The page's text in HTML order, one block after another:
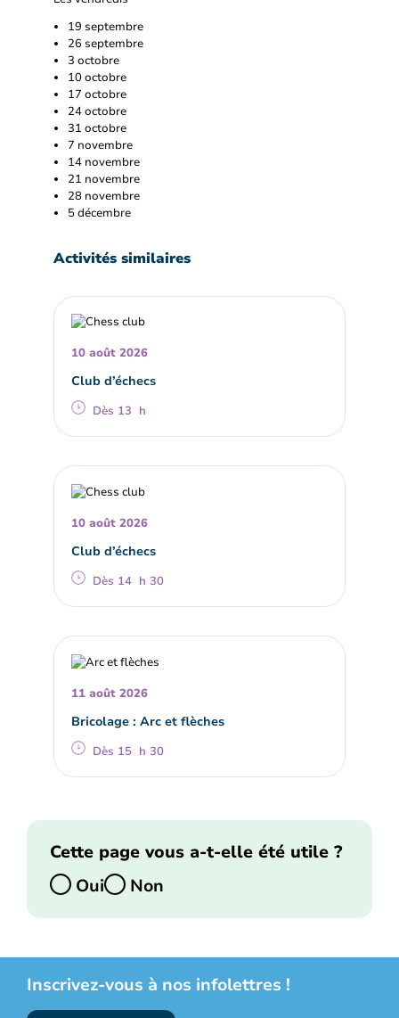
19 septembre
26 septembre
3 octobre
10 octobre
17 octobre
24 octobre
31 octobre
7 novembre
14 novembre
21 novembre
28 novembre
5 décembre
Activités similaires
10 août 2026
Club d’échecs
Dès 13 h
10 août 2026
Club d’échecs
Dès 14 h 30
11 août 2026
Bricolage : Arc et flèches
Dès 15 h 30
Cette page vous a-t-elle été utile ?
Oui
Non
Inscrivez-vous à nos infolettres !